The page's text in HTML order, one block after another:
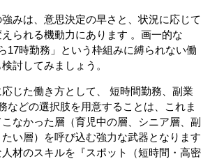
みは、意思決定の早さと、状況に応じて
られる機動力にあります 。画一的な
17時勤務」という枠組みに縛られない働
討してみましょう。
じた働き方として、 短時間勤務、副業
などの選択肢を用意することは、これま
なかった層（育児中の層、シニア層、副
い層）を呼び込む強力な武器となります
材のスキルを『スポット（短時間・高密